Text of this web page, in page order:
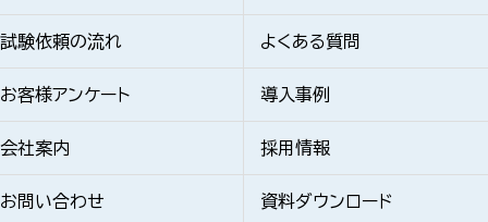
試験依頼の流れ よくある質問
お客様アンケート 導入事例
会社案内 採用情報
お問い合わせ 資料ダウンロード